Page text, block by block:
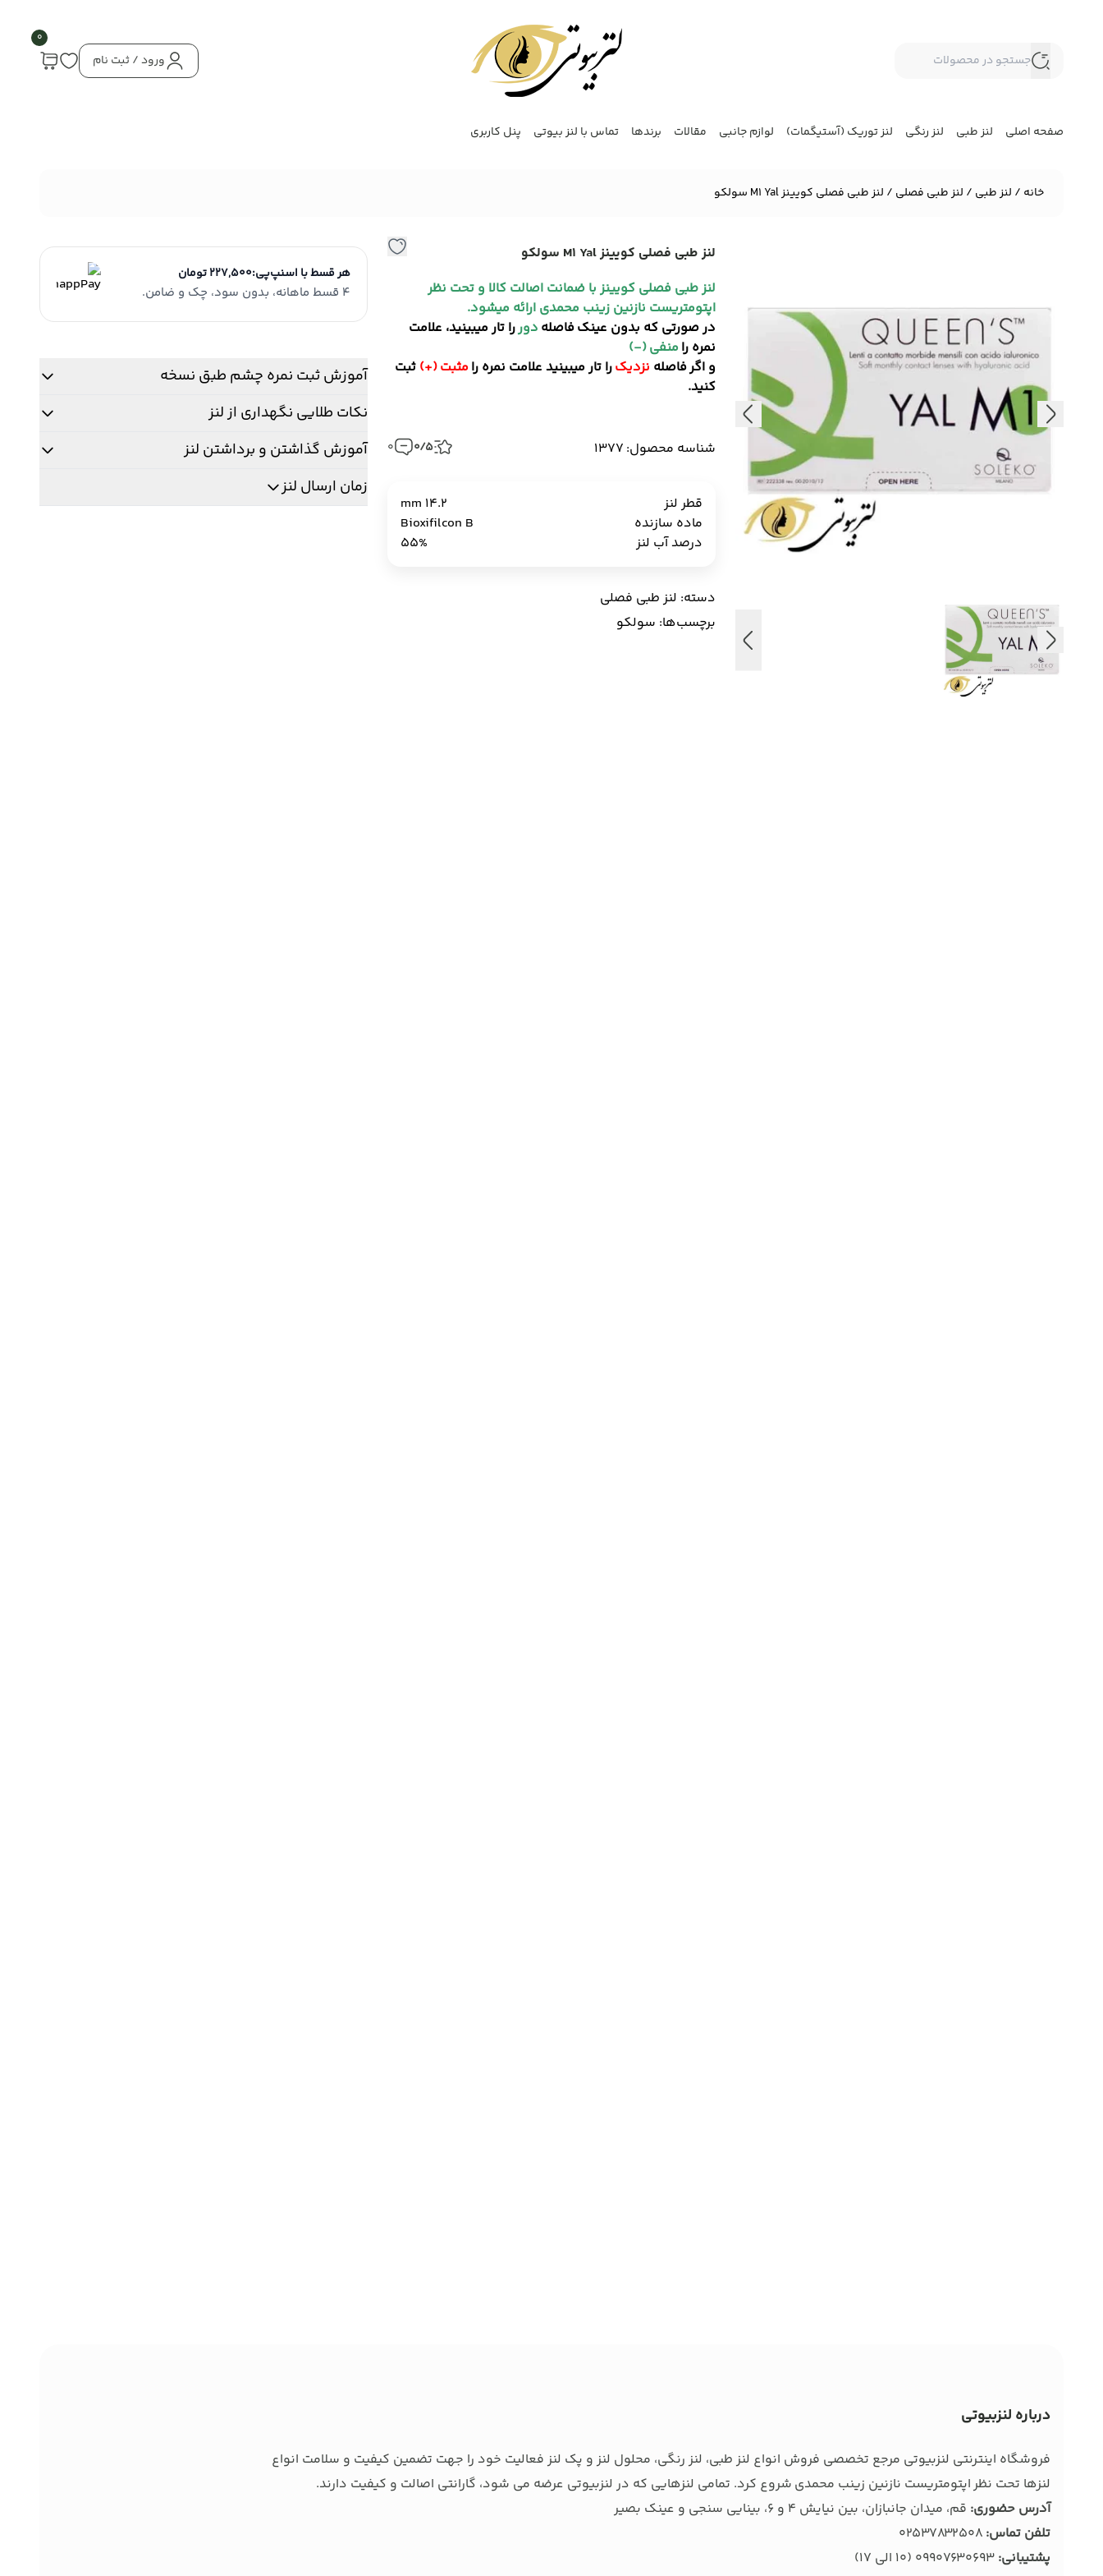
ورود / ثبت نام
0
صفحه اصلی لنز طبی لنز رنگی لنز توریک (آستیگمات) لوازم جانبی مقالات برندها تماس با لنز بیوتی پنل کاربری
خانه / لنز طبی / لنز طبی فصلی / لنز طبی فصلی کویینز M1 Yal سولکو
لنز طبی فصلی کویینز M1 Yal سولکو
لنز طبی فصلی کویینز با ضمانت اصالت کالا و تحت نظر
اپتومتریست نازنین زینب محمدی ارائه میشود.
در صورتی که بدون عینک فاصله دوررا تار میبینید، علامت
نمره رامنفی (-)
و اگر فاصله نزدیکرا تار میبینید علامت نمره رامثبت (+) ثبت
کنید.
شناسه محصول: 1377 0/5
0
قطر لنز
14.2 mm
ماده سازنده
Bioxifilcon B
درصد آب لنز
55%
دسته: لنز طبی فصلی
برچسب‌ها: سولکو
هر قسط با اسنپ‌پی:227,500 تومان
4 قسط ماهانه، بدون سود، چک و ضامن.
آموزش ثبت نمره چشم طبق نسخه
نکات طلایی نگهداری از لنز
آموزش گذاشتن و برداشتن لنز
زمان ارسال لنز
درباره لنزبیوتی
فروشگاه اینترنتی لنزبیوتی مرجع تخصصی فروش انواع لنز طبی، لنز رنگی، محلول لنز و پک لنز فعالیت خود را جهت تضمین کیفیت و سلامت انواع
لنزها تحت نظر اپتومتریست نازنین زینب محمدی شروع کرد. تمامی لنزهایی که در لنزبیوتی عرضه می شود، گارانتی اصالت و کیفیت دارند.
آدرس حضوری: قم، میدان جانبازان، بین نیایش 4 و 6، بینایی سنجی و عینک بصیر
تلفن تماس: 02537832508
پشتیبانی: 09907630693 (10 الی 17)